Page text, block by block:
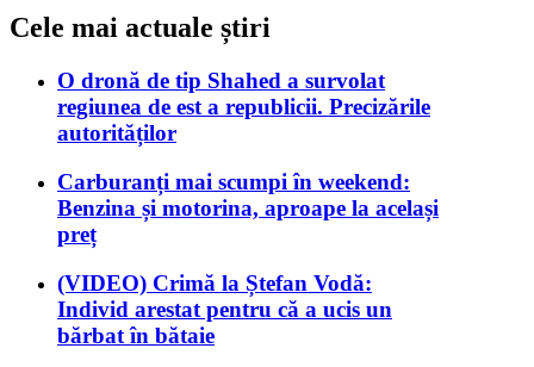
Cele mai actuale știri
O dronă de tip Shahed a survolat
regiunea de est a republicii. Precizările
autorităților
Carburanți mai scumpi în weekend:
Benzina și motorina, aproape la același
preț
(VIDEO) Crimă la Ștefan Vodă:
Individ arestat pentru că a ucis un
bărbat în bătaie